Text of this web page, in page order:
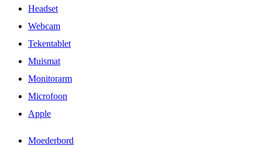
Headset
Webcam
Tekentablet
Muismat
Monitorarm
Microfoon
Apple
Moederbord